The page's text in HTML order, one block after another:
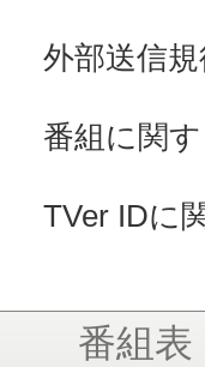
外部送信
番組に関
TVer IDに
番組表